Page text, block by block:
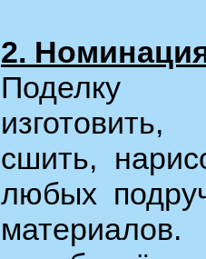
2.
Поделку
сшить,
любых